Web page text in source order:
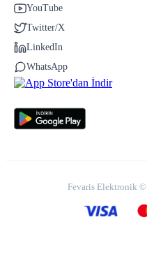
YouTube
Twitter/X
LinkedIn
WhatsApp
Fevaris Elektronik ©